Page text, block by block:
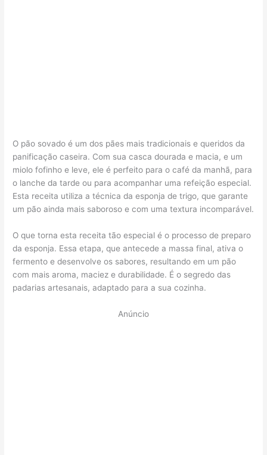
O pão sovado é um dos pães mais tradicionais e queridos da
panificação caseira. Com sua casca dourada e macia, e um
miolo fofinho e leve, ele é perfeito para o café da manhã, para
o lanche da tarde ou para acompanhar uma refeição especial.
Esta receita utiliza a técnica da esponja de trigo, que garante
um pão ainda mais saboroso e com uma textura incomparável.
O que torna esta receita tão especial é o processo de preparo
da esponja. Essa etapa, que antecede a massa final, ativa o
fermento e desenvolve os sabores, resultando em um pão
com mais aroma, maciez e durabilidade. É o segredo das
padarias artesanais, adaptado para a sua cozinha.
Anúncio